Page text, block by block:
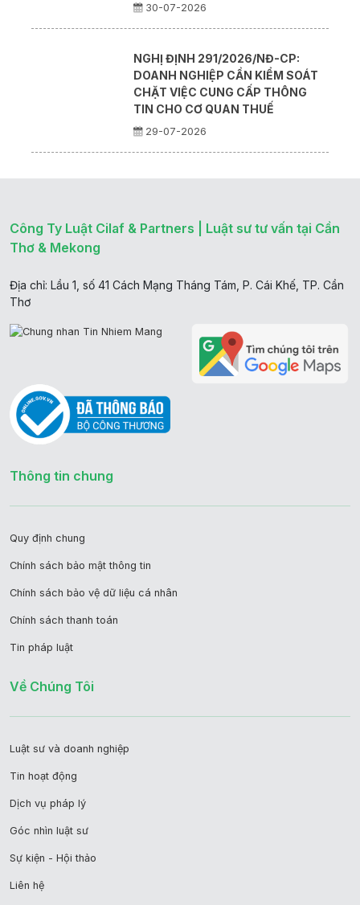
30-07-2026
NGHỊ ĐỊNH 291/2026/NĐ-CP:
DOANH NGHIỆP CẦN KIỂM SOÁT
CHẶT VIỆC CUNG CẤP THÔNG
TIN CHO CƠ QUAN THUẾ
29-07-2026
Công Ty Luật Cilaf & Partners | Luật sư tư vấn tại Cần
Thơ & Mekong
Địa chỉ: Lầu 1, số 41 Cách Mạng Tháng Tám, P. Cái Khế, TP. Cần
Thơ
Thông tin chung
Quy định chung
Chính sách bảo mật thông tin
Chính sách bảo vệ dữ liệu cá nhân
Chính sách thanh toán
Tin pháp luật
Về Chúng Tôi
Luật sư và doanh nghiệp
Tin hoạt động
Dịch vụ pháp lý
Góc nhìn luật sư
Sự kiện - Hội thảo
Liên hệ